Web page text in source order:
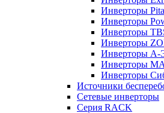
Инверторы
Инверторы
Инверторы
Инверторы
Инверторы А-
Инверторы
Инверторы
Источники
Сетевые инверторы
Серия RACK